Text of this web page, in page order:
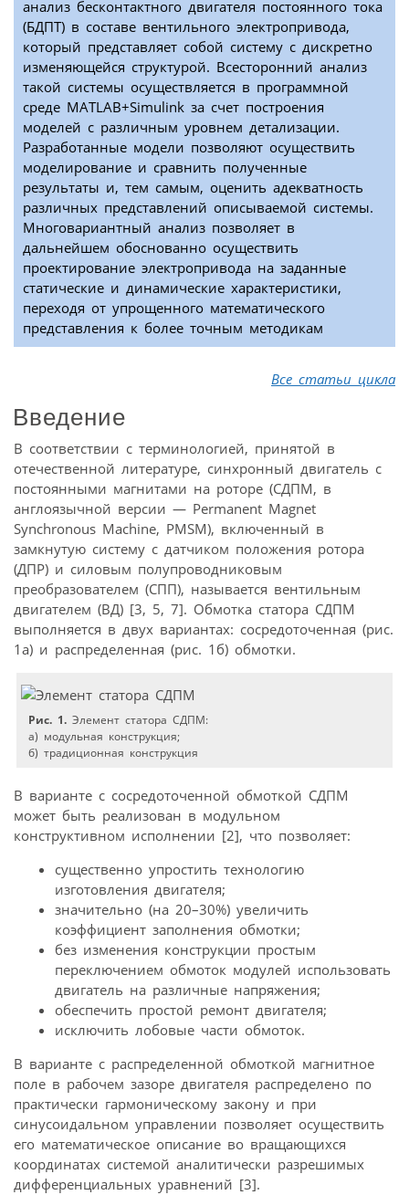
анализ бесконтактного двигателя постоянного тока
(БДПТ) в составе вентильного электропривода,
который представляет собой систему с дискретно
изменяющейся структурой. Всесторонний анализ
такой системы осуществляется в программной
среде MATLAB+Simulink за счет построения
моделей с различным уровнем детализации.
Разработанные модели позволяют осуществить
моделирование и сравнить полученные
результаты и, тем самым, оценить адекватность
различных представлений описываемой системы.
Многовариантный анализ позволяет в
дальнейшем обоснованно осуществить
проектирование электропривода на заданные
статические и динамические характеристики,
переходя от упрощенного математического
представления к более точным методикам
Все статьи цикла
Введение
В соответствии с терминологией, принятой в
отечественной литературе, синхронный двигатель с
постоянными магнитами на роторе (СДПМ, в
англоязычной версии — Permanent Magnet
Synchronous Machine, PMSM), включенный в
замкнутую систему с датчиком положения ротора
(ДПР) и силовым полупроводниковым
преобразователем (СПП), называется вентильным
двигателем (ВД) [3, 5, 7]. Обмотка статора СДПМ
выполняется в двух вариантах: сосредоточенная (рис.
1а) и распределенная (рис. 1б) обмотки.
Рис. 1. Элемент статора СДПМ:
а) модульная конструкция;
б) традиционная конструкция
В варианте с сосредоточенной обмоткой СДПМ
может быть реализован в модульном
конструктивном исполнении [2], что позволяет:
существенно упростить технологию
изготовления двигателя;
значительно (на 20–30%) увеличить
коэффициент заполнения обмотки;
без изменения конструкции простым
переключением обмоток модулей использовать
двигатель на различные напряжения;
обеспечить простой ремонт двигателя;
исключить лобовые части обмоток.
В варианте с распределенной обмоткой магнитное
поле в рабочем зазоре двигателя распределено по
практически гармоническому закону и при
синусоидальном управлении позволяет осуществить
его математическое описание во вращающихся
координатах системой аналитически разрешимых
дифференциальных уравнений [3].